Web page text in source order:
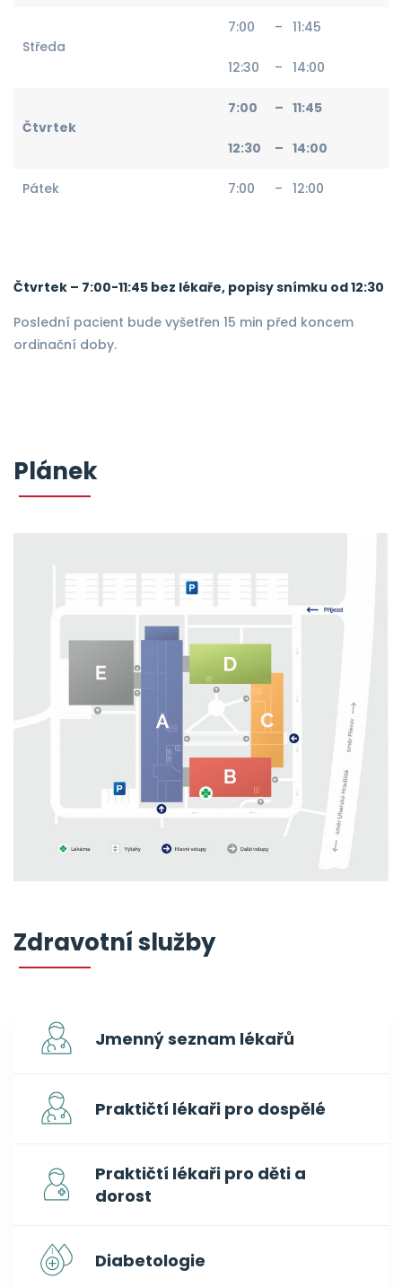
Středa
7:00 – 11:45
12:30 – 14:00
Čtvrtek
7:00 – 11:45
12:30 – 14:00
Pátek 7:00 – 12:00
Čtvrtek – 7:00-11:45 bez lékaře, popisy snímku od 12:30
Poslední pacient bude vyšetřen 15 min před koncem
ordinační doby.
Plánek
Zdravotní služby
Jmenný seznam lékařů
Praktičtí lékaři pro dospělé
Praktičtí lékaři pro děti a
dorost
Diabetologie